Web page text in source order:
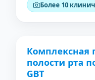
Более 10
ДО
Комплексная
полости рта
GBT